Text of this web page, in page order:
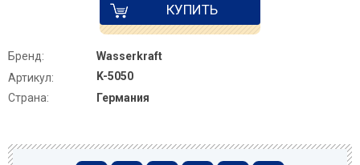
КУПИТЬ
Бренд:
Wasserkraft
Артикул:
K-5050
Страна:
Германия